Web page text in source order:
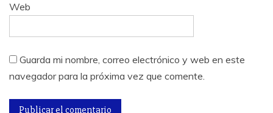
Web
Guarda mi nombre, correo electrónico y web en este
navegador para la próxima vez que comente.